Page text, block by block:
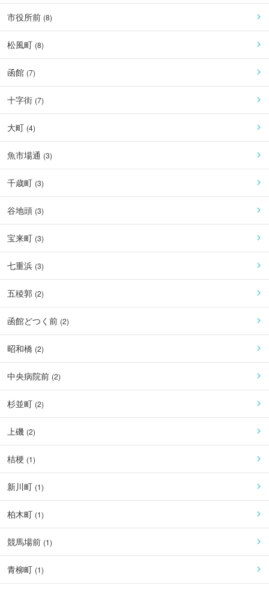
市役所前 (8)
松風町 (8)
函館 (7)
十字街 (7)
大町 (4)
魚市場通 (3)
千歳町 (3)
谷地頭 (3)
宝来町 (3)
七重浜 (3)
五稜郭 (2)
函館どつく前 (2)
昭和橋 (2)
中央病院前 (2)
杉並町 (2)
上磯 (2)
桔梗 (1)
新川町 (1)
柏木町 (1)
競馬場前 (1)
青柳町 (1)